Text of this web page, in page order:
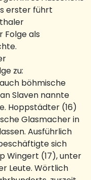
erster führt
Folge als
zu:
böhmische
Slaven nannte
Hoppstädter (16)
Glasmacher in
Ausführlich
sich
Wingert (17), unter
Leute. Wörtlich